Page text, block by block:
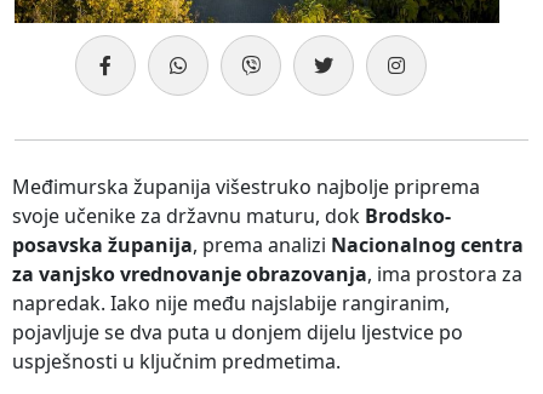
Međimurska županija višestruko najbolje priprema
svoje učenike za državnu maturu, dok Brodsko-
posavska županija, prema analizi Nacionalnog centra
za vanjsko vrednovanje obrazovanja, ima prostora za
napredak. Iako nije među najslabije rangiranim,
pojavljuje se dva puta u donjem dijelu ljestvice po
uspješnosti u ključnim predmetima.